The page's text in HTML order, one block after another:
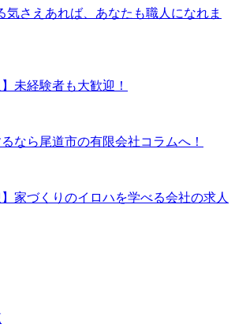
気さえあれば、あなたも職人になれま
未経験者も大歓迎！
なら尾道市の有限会社コラムへ！
】家づくりのイロハを学べる会社の求人